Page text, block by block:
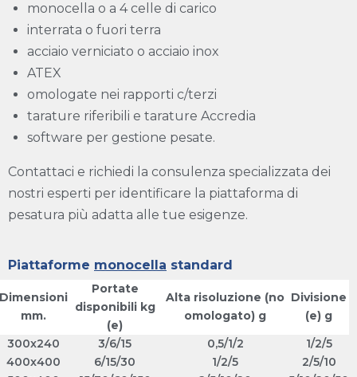
monocella o a 4 celle di carico
interrata o fuori terra
acciaio verniciato o acciaio inox
ATEX
omologate nei rapporti c/terzi
tarature riferibili e tarature Accredia
software per gestione pesate.
Contattaci e richiedi la consulenza specializzata dei
nostri esperti per identificare la piattaforma di
pesatura più adatta alle tue esigenze.
Piattaforme monocella standard
Dimensioni
mm.
Portate
disponibili kg
(e)
Alta risoluzione (no
omologato) g
Divisione
(e) g
300x240
3/6/15 0,5/1/2
1/2/5
400x400
6/15/30 1/2/5
2/5/10